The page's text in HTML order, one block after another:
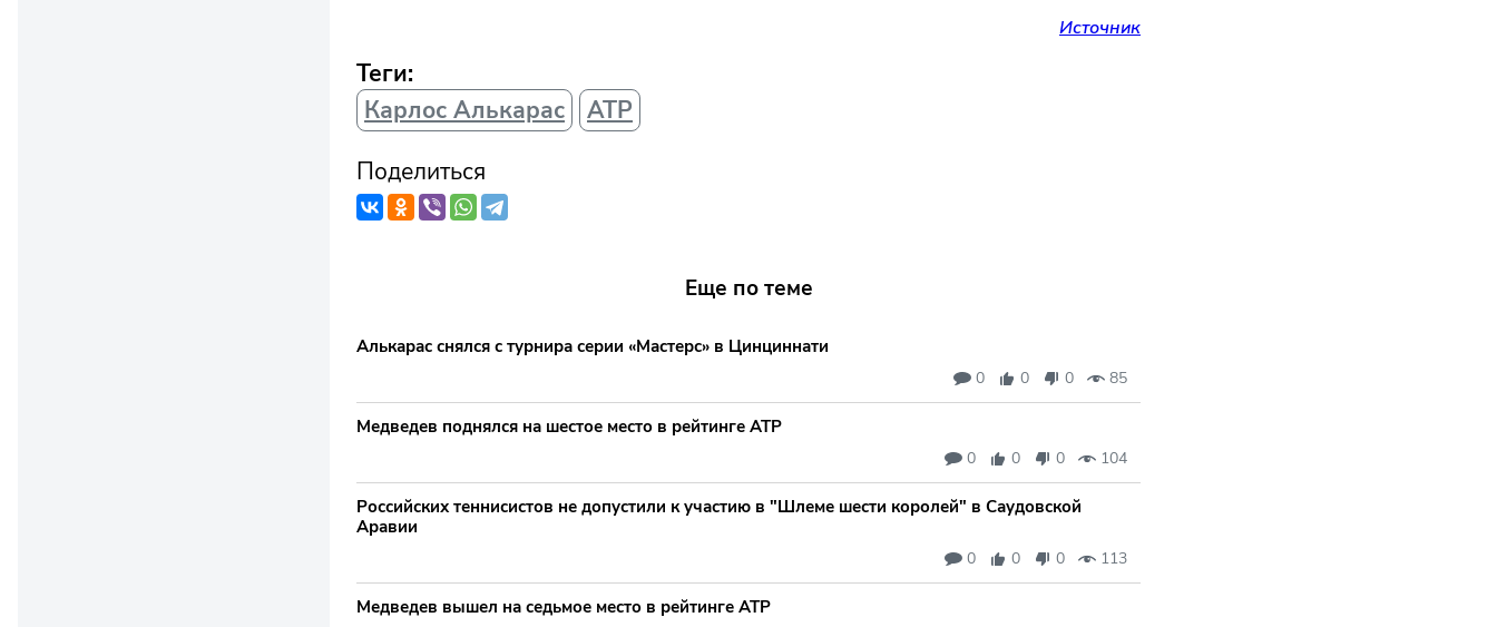
Источник
Теги:
Карлос Алькарас
ATP
Поделиться
Еще по теме
Алькарас снялся с турнира серии «Мастерс» в Цинциннати
0 0 0 85
Медведев поднялся на шестое место в рейтинге ATP
0 0 0 104
Российских теннисистов не допустили к участию в "Шлеме шести королей" в Саудовской
Аравии
0 0 0 113
Медведев вышел на седьмое место в рейтинге ATP